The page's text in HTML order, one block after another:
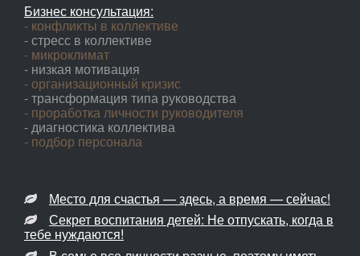
Бизнес консультация:
- конфликты в коллективе
- стресс в коллективе
- микроклимат
- низкая мотивация
- организационный кризис
- трансформация типа руководства
- проработка личности руководителя
- диагностика коллектива
- подбор персонала
Место для счастья — здесь, а время — сейчас!
Секрет воспитания детей: Не отпускать, когда в
тебе нуждаются!